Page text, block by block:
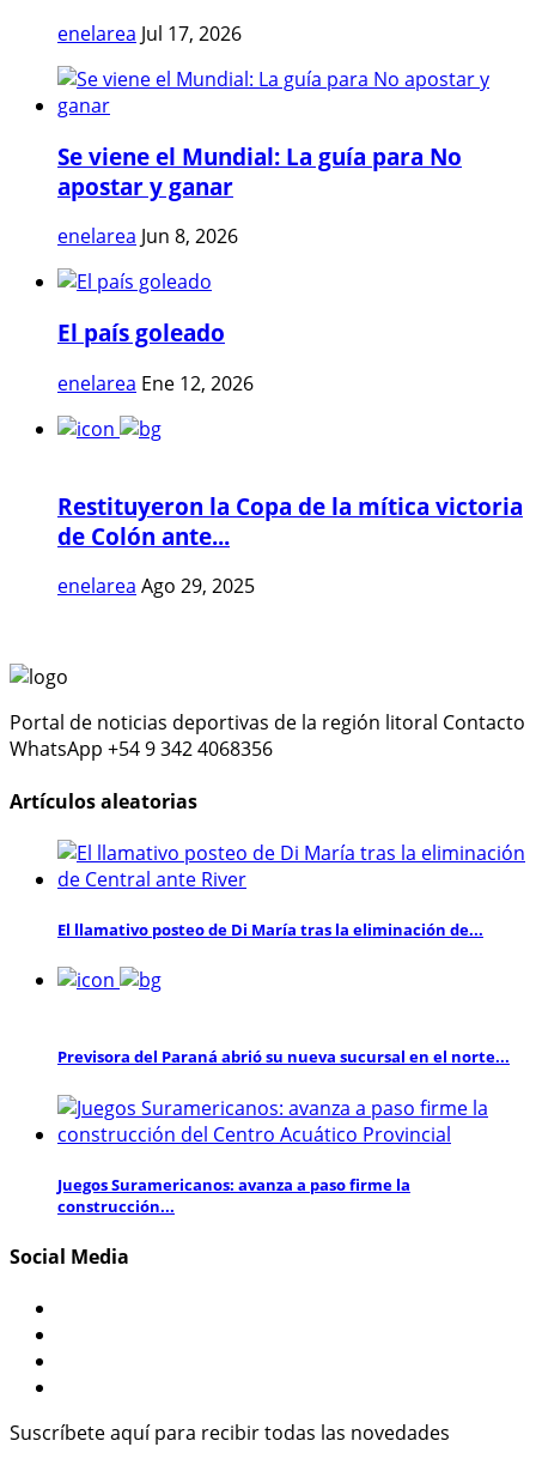
enelarea Jul 17, 2026
Se viene el Mundial: La guía para No
apostar y ganar
enelarea Jun 8, 2026
El país goleado
enelarea Ene 12, 2026
Restituyeron la Copa de la mítica victoria
de Colón ante...
enelarea Ago 29, 2025
Portal de noticias deportivas de la región litoral Contacto
WhatsApp +54 9 342 4068356
Artículos aleatorias
El llamativo posteo de Di María tras la eliminación de...
Previsora del Paraná abrió su nueva sucursal en el norte...
Juegos Suramericanos: avanza a paso firme la
construcción...
Social Media
Suscríbete aquí para recibir todas las novedades